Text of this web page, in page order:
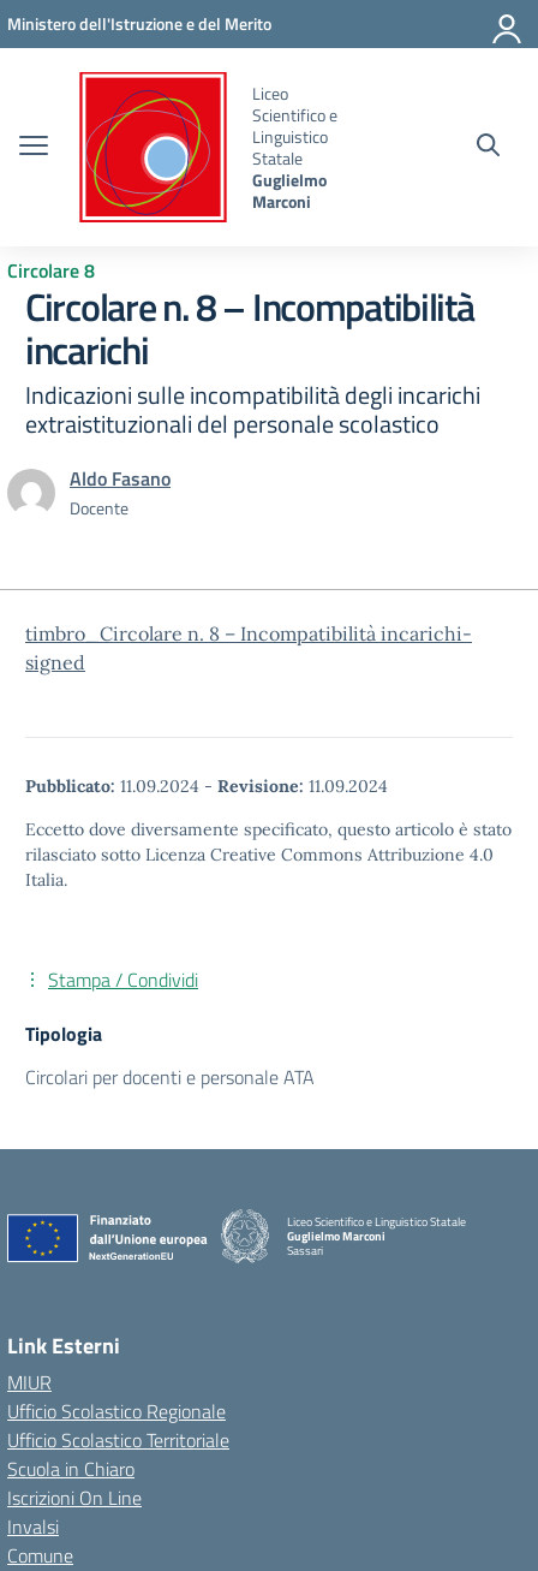
Vai ai contenuti
Vai al menu di navigazione
Vai al footer
Ministero dell'Istruzione e del Merito
Liceo
Scientifico e
Linguistico
Statale
Guglielmo
Marconi
Circolare 8
Circolare n. 8 – Incompatibilità
incarichi
Indicazioni sulle incompatibilità degli incarichi
extraistituzionali del personale scolastico
Aldo Fasano
Docente
timbro_Circolare n. 8 – Incompatibilità incarichi-
signed
Pubblicato: 11.09.2024 - Revisione: 11.09.2024
Eccetto dove diversamente specificato, questo articolo è stato
rilasciato sotto Licenza Creative Commons Attribuzione 4.0
Italia.
Stampa / Condividi
Tipologia
Circolari per docenti e personale ATA
Liceo Scientifico e Linguistico Statale
Guglielmo Marconi
Sassari
Link Esterni
MIUR
Ufficio Scolastico Regionale
Ufficio Scolastico Territoriale
Scuola in Chiaro
Iscrizioni On Line
Invalsi
Comune